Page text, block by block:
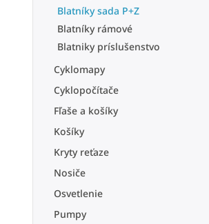
Blatníky sada P+Z
Blatníky rámové
Blatniky príslušenstvo
Cyklomapy
Cyklopočítače
Fľaše a košíky
Košíky
Kryty reťaze
Nosiče
Osvetlenie
Pumpy